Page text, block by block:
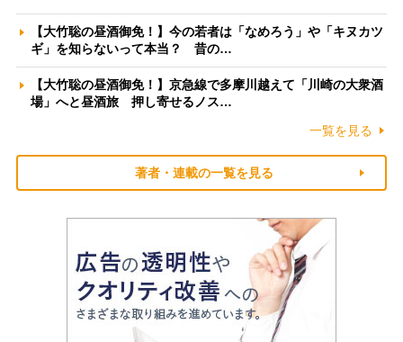
【大竹聡の昼酒御免！】今の若者は「なめろう」や「キヌカツ
ギ」を知らないって本当？ 昔の…
【大竹聡の昼酒御免！】京急線で多摩川越えて「川崎の大衆酒
場」へと昼酒旅 押し寄せるノス…
一覧を見る
著者・連載の一覧を見る